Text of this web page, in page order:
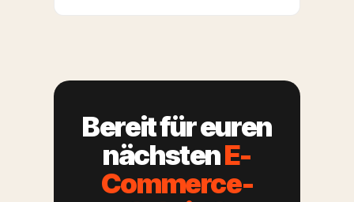
Bereit für euren
nächstenE-
Commerce-